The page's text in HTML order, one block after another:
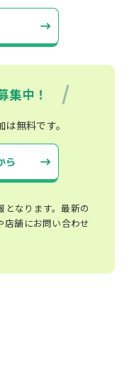
集中！
無料です。
ら
なります。最新の
店舗にお問い合わせ